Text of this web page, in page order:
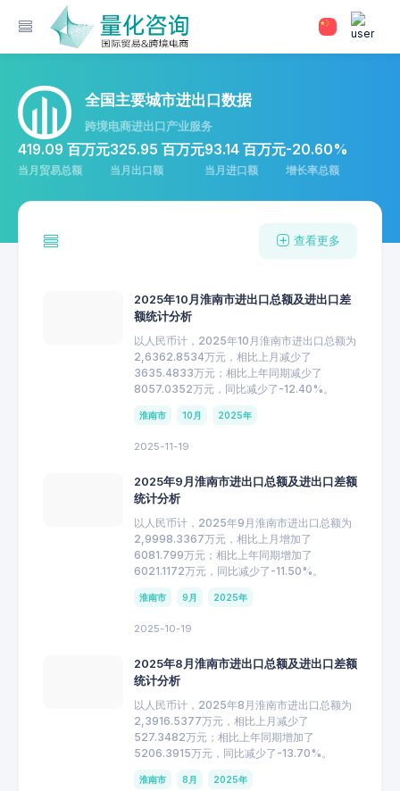
全国主要城市进出口数据
跨境电商进出口产业服务
419.09 百万元
当月贸易总额
325.95 百万元
当月出口额
93.14 百万元
当月进口额
-20.60%
增长率总额
查看更多
2025年10月淮南市进出口总额及进出口差
额统计分析
以人民币计，2025年10月淮南市进出口总额为
2,6362.8534万元，相比上月减少了
3635.4833万元；相比上年同期减少了
8057.0352万元，同比减少了-12.40%。
淮南市 10月 2025年
2025-11-19
2025年9月淮南市进出口总额及进出口差额
统计分析
以人民币计，2025年9月淮南市进出口总额为
2,9998.3367万元，相比上月增加了
6081.799万元；相比上年同期增加了
6021.1172万元，同比减少了-11.50%。
淮南市 9月 2025年
2025-10-19
2025年8月淮南市进出口总额及进出口差额
统计分析
以人民币计，2025年8月淮南市进出口总额为
2,3916.5377万元，相比上月减少了
527.3482万元；相比上年同期增加了
5206.3915万元，同比减少了-13.70%。
淮南市 8月 2025年